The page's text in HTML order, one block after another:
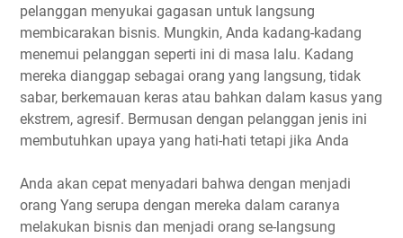
pelanggan menyukai gagasan untuk langsung
membicarakan bisnis. Mungkin, Anda kadang-kadang
menemui pelanggan seperti ini di masa lalu. Kadang
mereka dianggap sebagai orang yang langsung, tidak
sabar, berkemauan keras atau bahkan dalam kasus yang
ekstrem, agresif. Bermusan dengan pelanggan jenis ini
membutuhkan upaya yang hati-hati tetapi jika Anda
Anda akan cepat menyadari bahwa dengan menjadi
orang Yang serupa dengan mereka dalam caranya
melakukan bisnis dan menjadi orang se-langsung